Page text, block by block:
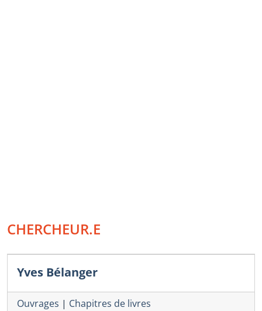
CHERCHEUR.E
Yves Bélanger
Ouvrages | Chapitres de livres